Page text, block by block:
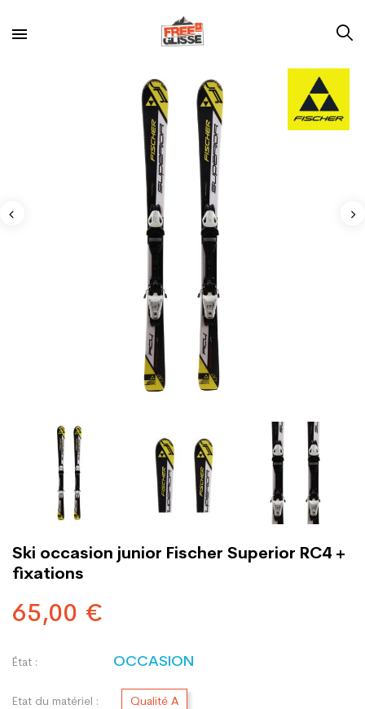
Ski occasion junior Fischer Superior RC4 +
fixations
65,00 €
État : OCCASION
Etat du matériel : Qualité A